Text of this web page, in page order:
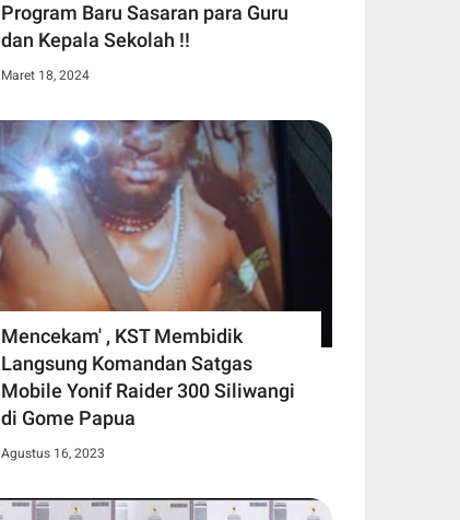
Program Baru Sasaran para Guru
dan Kepala Sekolah !!
Maret 18, 2024
Mencekam' , KST Membidik
Langsung Komandan Satgas
Mobile Yonif Raider 300 Siliwangi
di Gome Papua
Agustus 16, 2023